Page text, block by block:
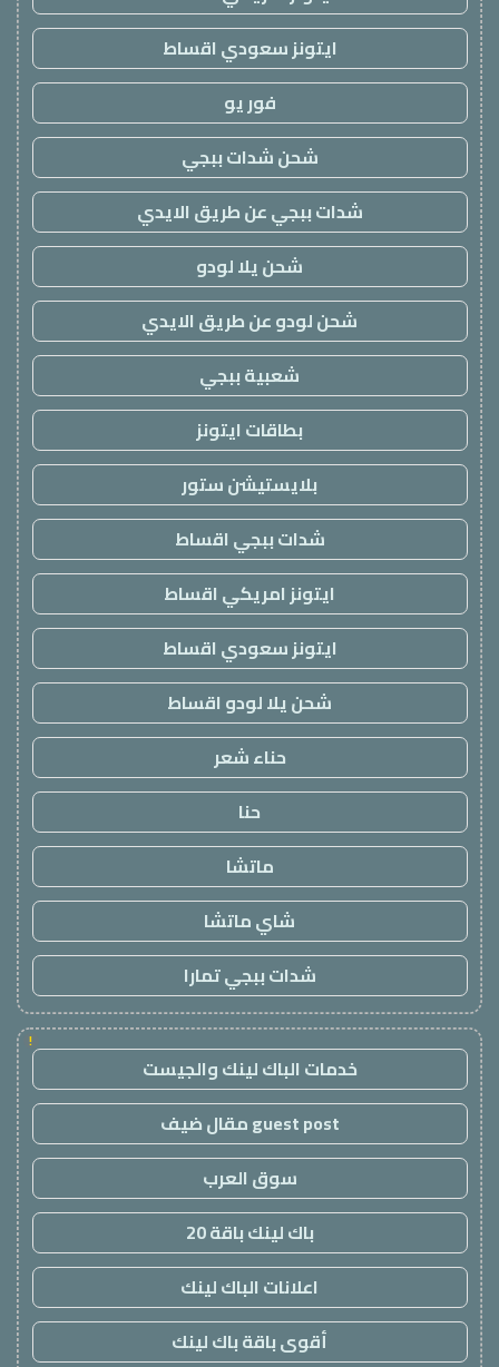
ايتونز سعودي اقساط
فور يو
شحن شدات ببجي
شدات ببجي عن طريق الايدي
شحن يلا لودو
شحن لودو عن طريق الايدي
شعبية ببجي
بطاقات ايتونز
بلايستيشن ستور
شدات ببجي اقساط
ايتونز امريكي اقساط
ايتونز سعودي اقساط
شحن يلا لودو اقساط
حناء شعر
حنا
ماتشا
شاي ماتشا
شدات ببجي تمارا
!
خدمات الباك لينك والجيست
guest post مقال ضيف
سوق العرب
باك لينك باقة 20
اعلانات الباك لينك
أقوى باقة باك لينك